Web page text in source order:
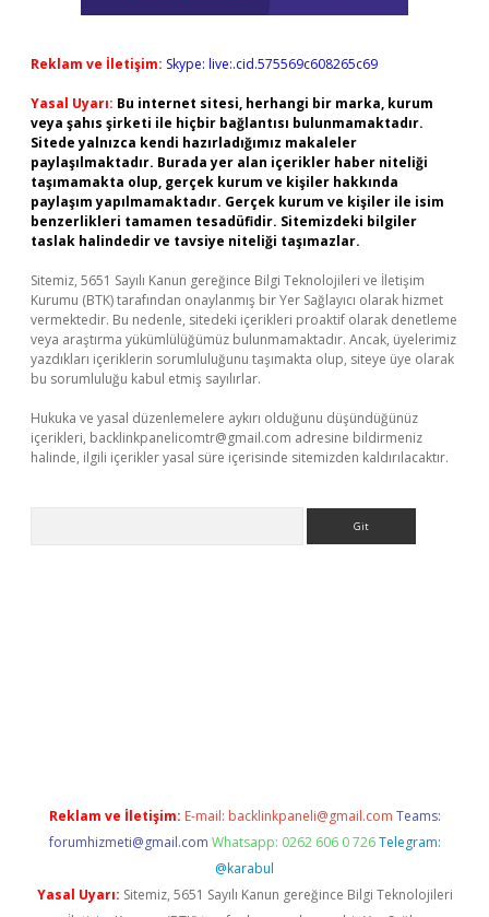
Reklam ve İletişim: Skype: live:.cid.575569c608265c69
Yasal Uyarı: Bu internet sitesi, herhangi bir marka, kurum
veya şahıs şirketi ile hiçbir bağlantısı bulunmamaktadır.
Sitede yalnızca kendi hazırladığımız makaleler
paylaşılmaktadır. Burada yer alan içerikler haber niteliği
taşımamakta olup, gerçek kurum ve kişiler hakkında
paylaşım yapılmamaktadır. Gerçek kurum ve kişiler ile isim
benzerlikleri tamamen tesadüfidir. Sitemizdeki bilgiler
taslak halindedir ve tavsiye niteliği taşımazlar.
Sitemiz, 5651 Sayılı Kanun gereğince Bilgi Teknolojileri ve İletişim
Kurumu (BTK) tarafından onaylanmış bir Yer Sağlayıcı olarak hizmet
vermektedir. Bu nedenle, sitedeki içerikleri proaktif olarak denetleme
veya araştırma yükümlülüğümüz bulunmamaktadır. Ancak, üyelerimiz
yazdıkları içeriklerin sorumluluğunu taşımakta olup, siteye üye olarak
bu sorumluluğu kabul etmiş sayılırlar.
Hukuka ve yasal düzenlemelere aykırı olduğunu düşündüğünüz
içerikleri, backlinkpanelicomtr@gmail.com adresine bildirmeniz
halinde, ilgili içerikler yasal süre içerisinde sitemizden kaldırılacaktır.
Reklam ve İletişim: E-mail: backlinkpaneli@gmail.com Teams:
forumhizmeti@gmail.com Whatsapp: 0262 606 0 726 Telegram:
@karabul
Yasal Uyarı: Sitemiz, 5651 Sayılı Kanun gereğince Bilgi Teknolojileri